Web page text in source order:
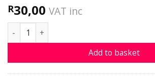
R30,00 VAT inc
Tema 12 - My huis quantity
Add to basket